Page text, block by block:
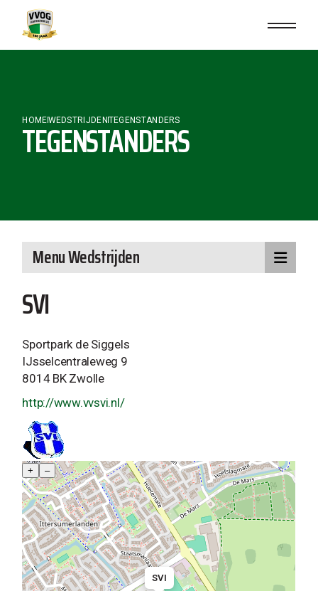
content
HOMEWEDSTRIJDEN TEGENSTANDERS
TEGENSTANDERS
SVI
Sportpark de Siggels
IJsselcentraleweg 9
8014 BK Zwolle
http://www.vvsvi.nl/
SVI
+ –
Menu Wedstrijden